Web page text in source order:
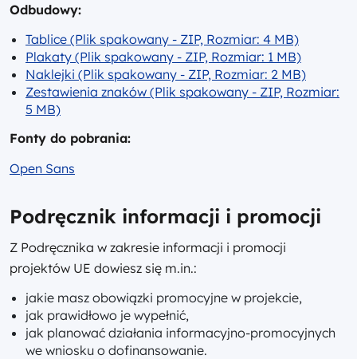
Odbudowy:
Tablice (Plik spakowany - ZIP, Rozmiar: 4 MB)
Plakaty (Plik spakowany - ZIP, Rozmiar: 1 MB)
Naklejki (Plik spakowany - ZIP, Rozmiar: 2 MB)
Zestawienia znaków (Plik spakowany - ZIP, Rozmiar:
5 MB)
Fonty do pobrania:
Open Sans
Podręcznik informacji i promocji
Z Podręcznika w zakresie informacji i promocji
projektów UE dowiesz się m.in.:
jakie masz obowiązki promocyjne w projekcie,
jak prawidłowo je wypełnić,
jak planować działania informacyjno-promocyjnych
we wniosku o dofinansowanie.